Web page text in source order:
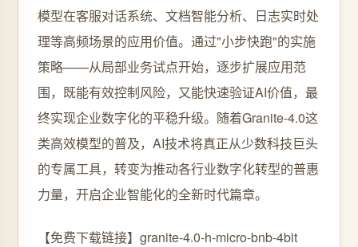
模型在客服对话系统、文档智能分析、日志实时处
理等高频场景的应用价值。通过"小步快跑"的实施
策略——从局部业务试点开始，逐步扩展应用范
围，既能有效控制风险，又能快速验证AI价值，最
终实现企业数字化的平稳升级。随着Granite-4.0这
类高效模型的普及，AI技术将真正从少数科技巨头
的专属工具，转变为推动各行业数字化转型的普惠
力量，开启企业智能化的全新时代篇章。
【免费下载链接】granite-4.0-h-micro-bnb-4bit